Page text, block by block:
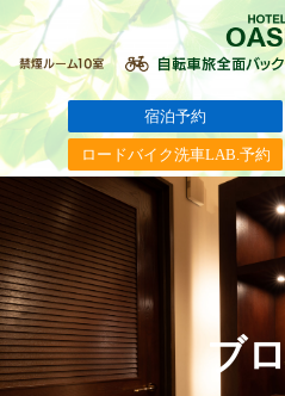
宿泊予約
ロードバイク洗車LAB.予約
ブ